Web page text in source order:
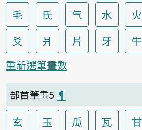
毛 氏 气 水 火
爻
爿 片 牙 牛
重新選筆畫數
部首筆畫5 ¶
玄 玉 瓜 瓦 甘